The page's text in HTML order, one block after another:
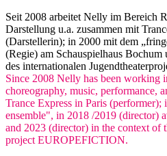
Seit 2008 arbeitet Nelly im Bereich
Darstellung u.a. zusammen mit
(Darstellerin); in 2000 mit dem
(Regie) am Schauspielhaus
des internationalen
Since 2008 Nelly has been working
choreography, music, performance,
Trance Express in Paris
ensemble", in 2018 /2019 (director)
and 2023 (director) in the context of
project EUROPEFICTION.